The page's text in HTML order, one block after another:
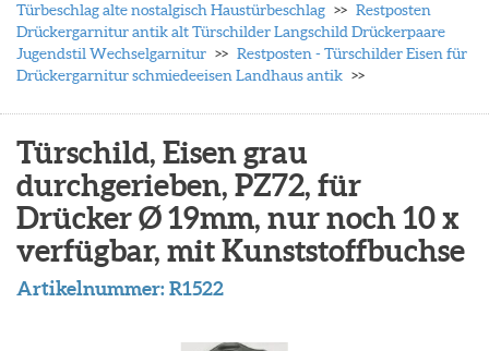
Türbeschlag alte nostalgisch Haustürbeschlag
Restposten
Drückergarnitur antik alt Türschilder Langschild Drückerpaare
Jugendstil Wechselgarnitur
Restposten - Türschilder Eisen für
Drückergarnitur schmiedeeisen Landhaus antik
Türschild, Eisen grau
durchgerieben, PZ72, für
Drücker Ø 19mm, nur noch 10 x
verfügbar, mit Kunststoffbuchse
Artikelnummer:R1522